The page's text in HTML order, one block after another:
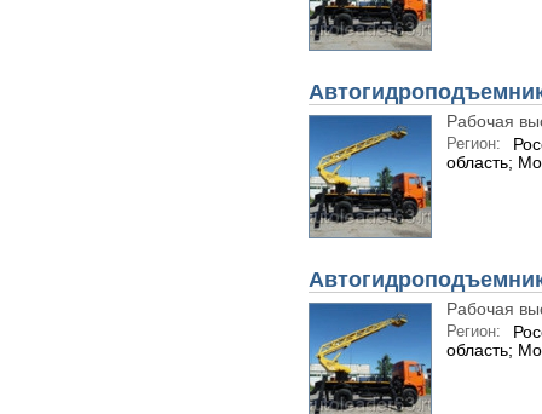
Рабочая
Регион:
область;
Рабочая
Регион:
область;